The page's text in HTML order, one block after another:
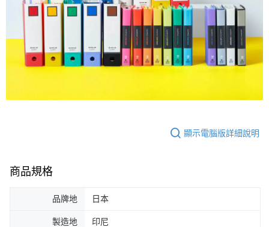
顯示電腦版詳細說明
商品規格
品牌地 日本
製造地 印尼